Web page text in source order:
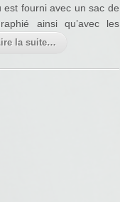
est fourni avec un sac de
ainsi qu’avec les
la suite…